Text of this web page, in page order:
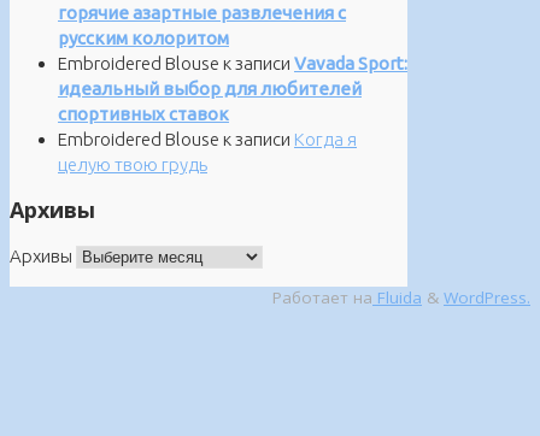
горячие азартные развлечения с
русским колоритом
Embroidered Blouse к записи Vavada Sport:
идеальный выбор для любителей
спортивных ставок
Embroidered Blouse к записи Когда я
целую твою грудь
Архивы
Архивы
Работает на Fluida & WordPress.